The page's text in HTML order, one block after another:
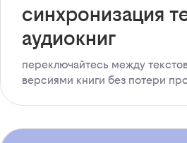
синхронизация
аудиокниг
переключайтесь между
версиями книги без потери